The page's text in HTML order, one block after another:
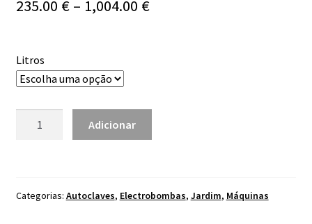
5 com base
de cliente
235.00 € – 1,004.00 €Price
1,004.00 €
Litros
Adicionar
Categorias: Autoclaves, Electrobombas, Jardim, Máquinas